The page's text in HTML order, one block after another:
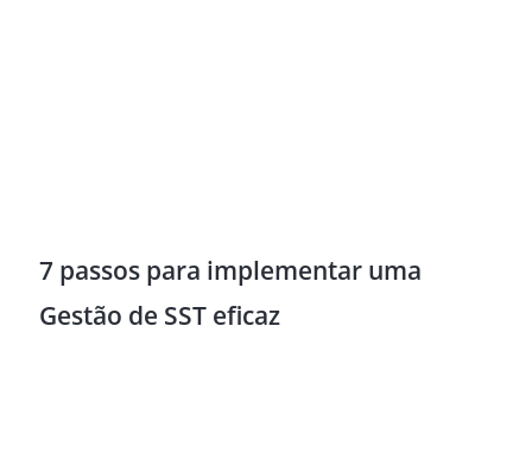
7 passos para implementar uma
Gestão de SST eficaz